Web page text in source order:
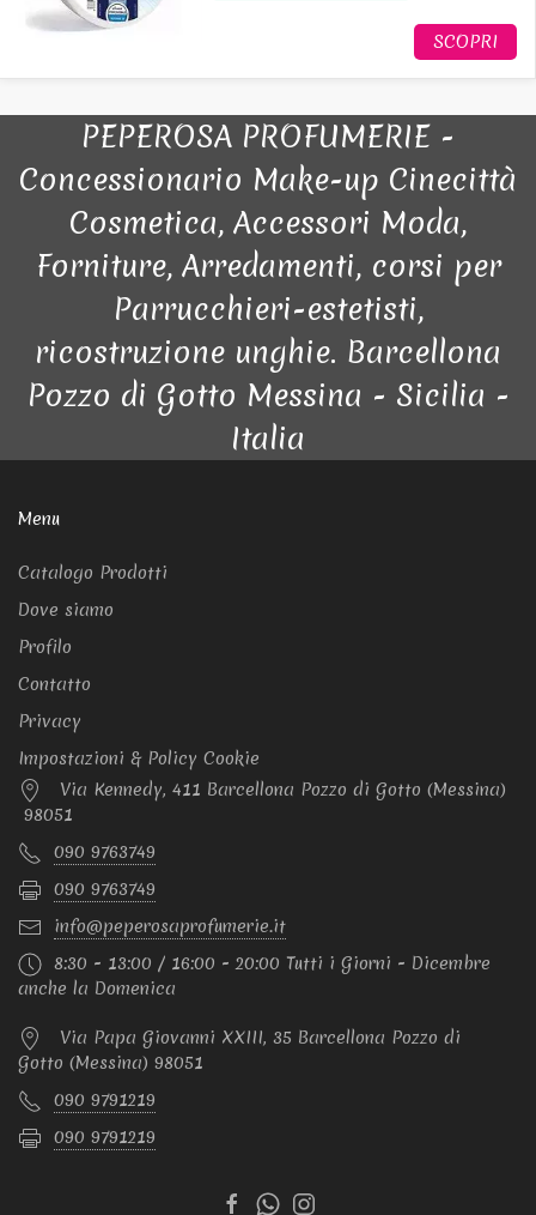
SCOPRI
PEPEROSA PROFUMERIE -
Concessionario Make-up Cinecittà
Cosmetica, Accessori Moda,
Forniture, Arredamenti, corsi per
Parrucchieri-estetisti,
ricostruzione unghie. Barcellona
Pozzo di Gotto Messina - Sicilia -
Italia
Menu
Catalogo Prodotti
Dove siamo
Profilo
Contatto
Privacy
Impostazioni & Policy Cookie
Via Kennedy, 411 Barcellona Pozzo di Gotto (Messina)
98051
090 9763749
090 9763749
info@peperosaprofumerie.it
8:30 - 13:00 / 16:00 - 20:00 Tutti i Giorni - Dicembre
anche la Domenica
Via Papa Giovanni XXIII, 35 Barcellona Pozzo di
Gotto (Messina) 98051
090 9791219
090 9791219